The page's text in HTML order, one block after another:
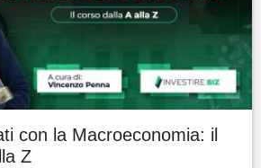
con la Macroeconomia: il
Z